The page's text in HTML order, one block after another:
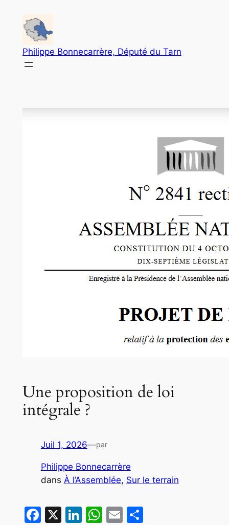
contenu
Philippe Bonnecarrère, Député du Tarn
Une proposition de loi
intégrale ?
Juil 1, 2026—par
Philippe Bonnecarrère
dans À l’Assemblée, Sur le terrain
Facebook
X LinkedIn
WhatsApp
EmailPartager